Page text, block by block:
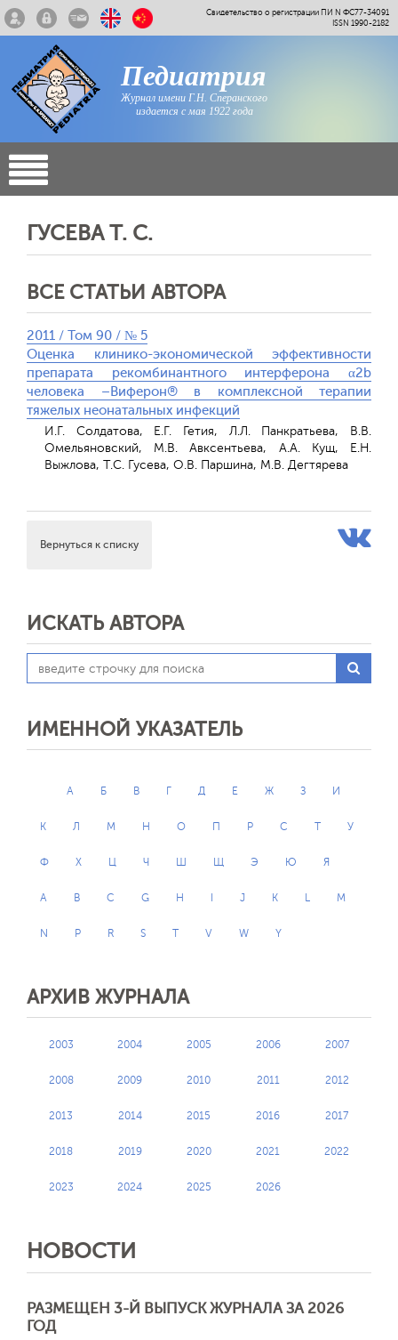
Свидетельство о регистрации ПИ N ФС77-34091
ISSN 1990-2182
Педиатрия
Журнал имени Г.Н. Сперанского
издается с мая 1922 года
ГУСЕВА Т. С.
ВСЕ СТАТЬИ АВТОРА
2011 / Том 90 / № 5
Оценка клинико-экономической эффективности
препарата рекомбинантного интерферона α2b
человека –Виферон® в комплексной терапии
тяжелых неонатальных инфекций
И.Г. Солдатова, Е.Г. Гетия, Л.Л. Панкратьева, В.В.
Омельяновский, М.В. Авксентьева, А.А. Кущ, Е.Н.
Выжлова, Т.С. Гусева, О.В. Паршина, М.В. Дегтярева
Вернуться к списку
ИСКАТЬ АВТОРА
ИМЕННОЙ УКАЗАТЕЛЬ
А Б В Г Д Е Ж З И
К Л М Н О П Р С Т У
Ф Х Ц Ч Ш Щ Э Ю Я
A B C G H J K L M
N P R S T V W Y
АРХИВ ЖУРНАЛА
2003 2004 2005 2006 2007
2008 2009 2010 2011 2012
2013 2014 2015 2016 2017
2018 2019 2020 2021 2022
2023 2024 2025 2026
НОВОСТИ
РАЗМЕЩЕН 3-Й ВЫПУСК ЖУРНАЛА ЗА 2026
ГОД